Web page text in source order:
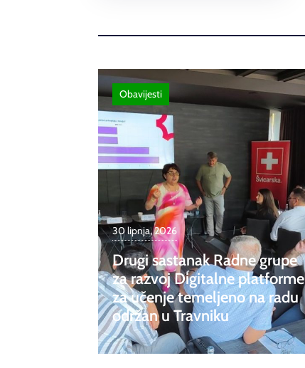
30 lipnja, 2026
Drugi sastanak Radne grupe
za razvoj Digitalne platforme
za učenje temeljeno na radu
održan u Travniku
Obavijesti